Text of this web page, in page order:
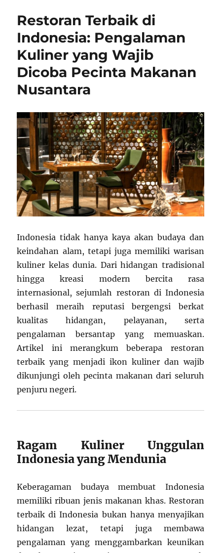
Surabaya
Pilihan
Favorit
Penikmat
Kuliner
pada
Restoran Terbaik di
Indonesia: Pengalaman
Kuliner yang Wajib
Dicoba Pecinta Makanan
Nusantara
Indonesia tidak hanya kaya akan budaya dan
keindahan alam, tetapi juga memiliki warisan
kuliner kelas dunia. Dari hidangan tradisional
hingga kreasi modern bercita rasa
internasional, sejumlah restoran di Indonesia
berhasil meraih reputasi bergengsi berkat
kualitas hidangan, pelayanan, serta
pengalaman bersantap yang memuaskan.
Artikel ini merangkum beberapa restoran
terbaik yang menjadi ikon kuliner dan wajib
dikunjungi oleh pecinta makanan dari seluruh
penjuru negeri.
Ragam Kuliner Unggulan
Indonesia yang Mendunia
Keberagaman budaya membuat Indonesia
memiliki ribuan jenis makanan khas. Restoran
terbaik di Indonesia bukan hanya menyajikan
hidangan lezat, tetapi juga membawa
pengalaman yang menggambarkan keunikan